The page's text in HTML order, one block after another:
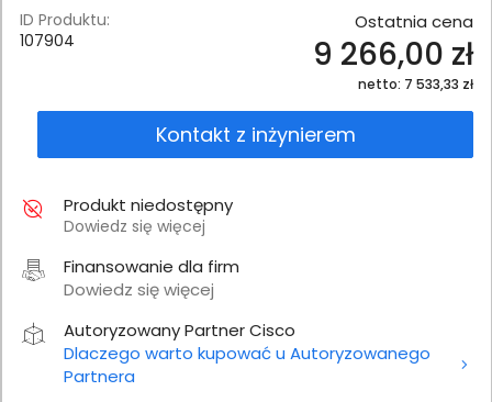
ID Produktu:
107904
Ostatnia cena
9 266,00 zł
netto: 7 533,33 zł
Kontakt z inżynierem
Produkt niedostępny
Dowiedz się więcej
Finansowanie dla firm
Dowiedz się więcej
Autoryzowany Partner Cisco
Dlaczego warto kupować u Autoryzowanego
Partnera